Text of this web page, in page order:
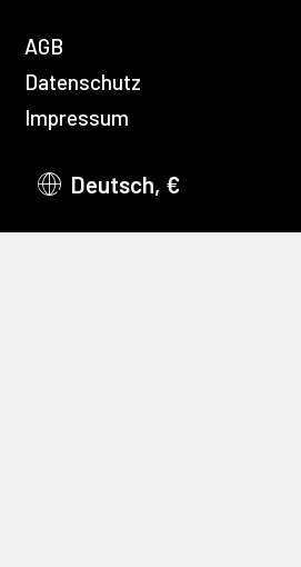
AGB
Datenschutz
Impressum
Deutsch, €